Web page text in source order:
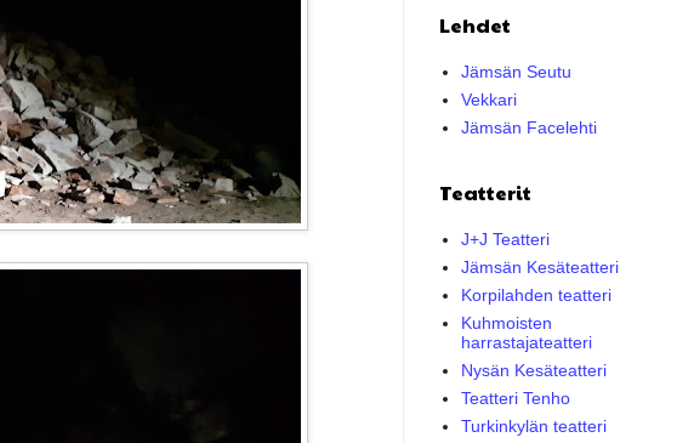
Lehdet
Jämsän Seutu
Vekkari
Jämsän Facelehti
Teatterit
J+J Teatteri
Jämsän Kesäteatteri
Korpilahden teatteri
Kuhmoisten
harrastajateatteri
Nysän Kesäteatteri
Teatteri Tenho
Turkinkylän teatteri